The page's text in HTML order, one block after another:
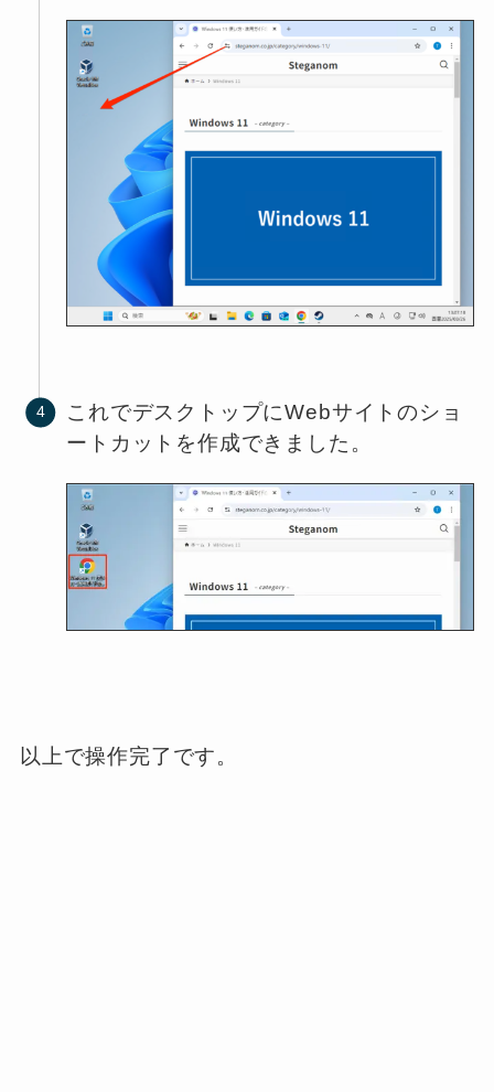
これでデスクトップにWebサイトのショ
ートカットを作成できました。
以上で操作完了です。